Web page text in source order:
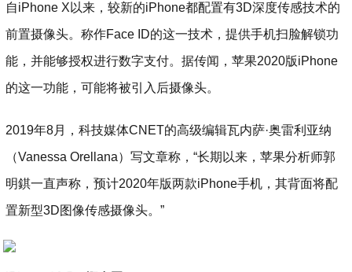
自iPhone X以来，较新的iPhone都配置有3D深度传感技术的
前置摄像头。称作Face ID的这一技术，提供手机扫脸解锁功
能，并能够授权进行数字支付。据传闻，苹果2020版iPhone
的这一功能，可能将被引入后摄像头。
2019年8月，科技媒体CNET的高级编辑瓦内萨·奥雷利亚纳
（Vanessa Orellana）写文章称，“长期以来，苹果分析师郭
明錤一直声称，预计2020年版两款iPhone手机，其背面将配
置新型3D图像传感摄像头。”